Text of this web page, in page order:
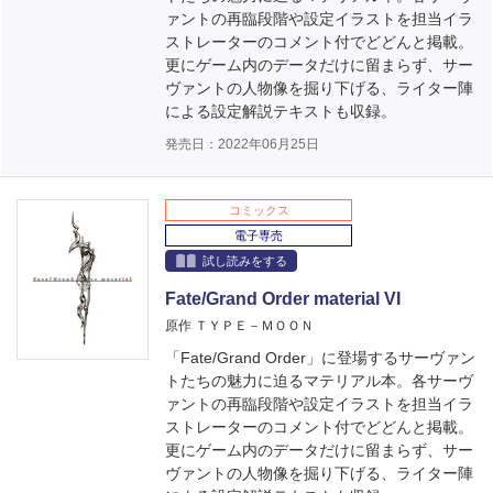
ァントの再臨段階や設定イラストを担当イラ
ストレーターのコメント付でどどんと掲載。
更にゲーム内のデータだけに留まらず、サー
ヴァントの人物像を掘り下げる、ライター陣
による設定解説テキストも収録。
発売日：2022年06月25日
コミックス
電子専売
試し読みをする
Fate/Grand Order material VI
原作 ＴＹＰＥ－ＭＯＯＮ
「Fate/Grand Order」に登場するサーヴァン
トたちの魅力に迫るマテリアル本。各サーヴ
ァントの再臨段階や設定イラストを担当イラ
ストレーターのコメント付でどどんと掲載。
更にゲーム内のデータだけに留まらず、サー
ヴァントの人物像を掘り下げる、ライター陣